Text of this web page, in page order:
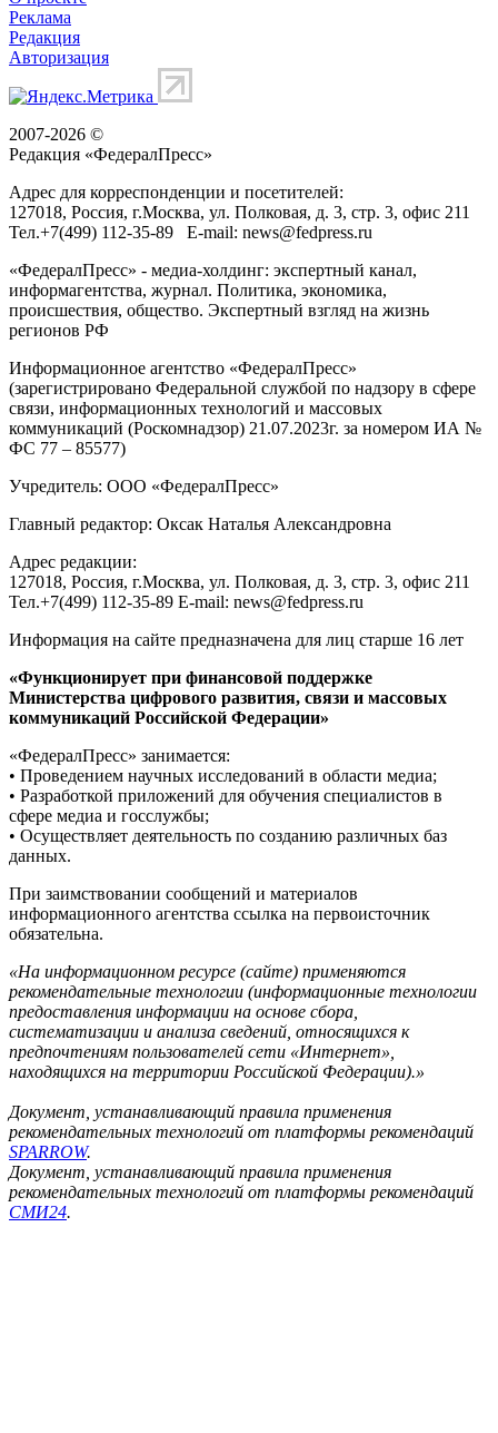
прямой военной логистики в интересах ВСУ
Национальные
проекты
Павел Малков назвал Южный обход Рязани одним из
ключевых инфраструктурных проектов региона
все актуальные сюжеты
О проекте
Реклама
Редакция
Авторизация
2007-2026 ©
Редакция «
ФедералПресс
Адрес для корреспонденции и посетителей:
127018, Россия, г.Москва,ул. Полковая, д. 3, стр. 3, офис 211
Тел.+7(499) 112-35-89E-mail:
news@fedpress.ru
«ФедералПресс» - медиа-холдинг: экспертный канал,
информагентства, журнал. Политика, экономика,
происшествия, общество. Экспертный взгляд на жизнь
регионов РФ
Информационное агентство «ФедералПресс»
(зарегистрировано Федеральной службой по надзору в сфере
связи, информационных технологий и массовых
коммуникаций (Роскомнадзор) 21.07.2023г. за номером ИА №
ФС 77 – 85577)
Учредитель: ООО «ФедералПресс»
Главный редактор: Оксак Наталья Александровна
Адрес редакции:
127018, Россия, г.Москва, ул. Полковая, д. 3, стр. 3, офис 211
Тел.+7(499) 112-35-89 E-mail: news@fedpress.ru
Информация на сайте предназначена для лиц старше 16 лет